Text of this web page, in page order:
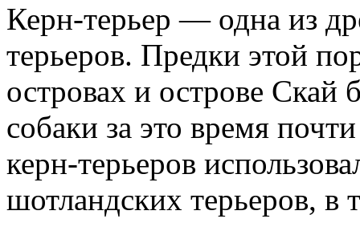
Керн-терьер — одна из
терьеров. Предки этой
островах и острове Скай
собаки за это время
керн-терьеров
шотландских терьеров, в